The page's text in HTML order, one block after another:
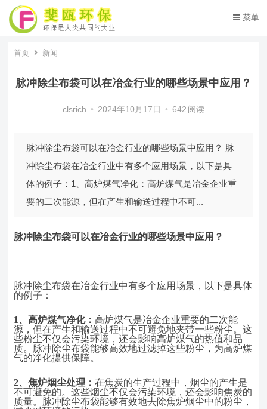
菜单
首页 新闻
脉冲除尘布袋可以在冶金行业的哪些场景中应用？
clsrich • 2024年10月17日 • 642 阅读
脉冲除尘布袋可以在冶金行业的哪些场景中应用？ 脉
冲除尘布袋在冶金行业中有多个应用场景，以下是具
体的例子：1、高炉煤气净化：高炉煤气是冶金企业重
要的二次能源，但在产生和输送过程中不可...
脉冲除尘布袋可以在冶金行业的哪些场景中应用？
脉冲除尘布袋在冶金行业中有多个应用场景，以下是具体
的例子：
1、高炉煤气净化：高炉煤气是冶金企业重要的二次能
源，但在产生和输送过程中不可避免地夹带一些粉尘。这
些粉尘不仅会污染环境，还会影响高炉煤气的热值和品
质。脉冲除尘布袋能够高效地过滤掉这些粉尘，为高炉煤
气的净化提供保障。
2、焦炉烟尘处理：在焦炭的生产过程中，烟尘的产生是
不可避免的。这些烟尘不仅会污染环境，还会影响焦炭的
质量。脉冲除尘布袋能够有效地去除焦炉烟尘中的粉尘，